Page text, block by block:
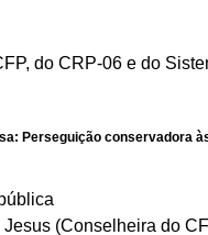
do CRP-06 e do
Perseguição
(Conselheira do